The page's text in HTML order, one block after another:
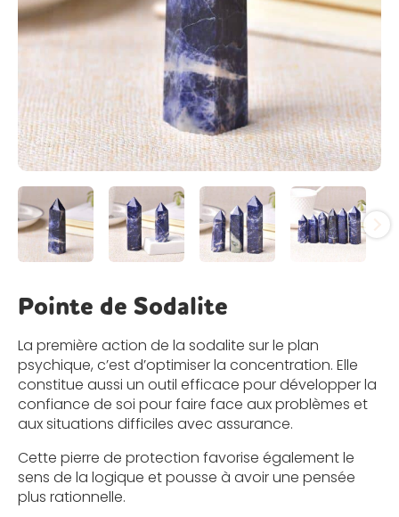
Pointe de Sodalite
La première action de la sodalite sur le plan
psychique, c’est d’optimiser la concentration. Elle
constitue aussi un outil efficace pour développer la
confiance de soi pour faire face aux problèmes et
aux situations difficiles avec assurance.
Cette pierre de protection favorise également le
sens de la logique et pousse à avoir une pensée
plus rationnelle.